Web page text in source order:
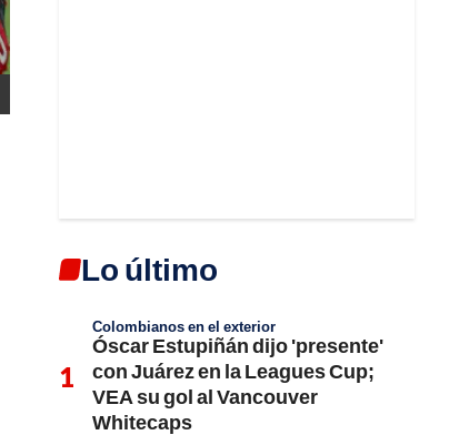
Lo último
Colombianos en el exterior
Óscar Estupiñán dijo 'presente'
con Juárez en la Leagues Cup;
VEA su gol al Vancouver
Whitecaps